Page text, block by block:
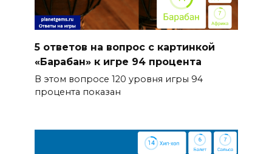
5 ответов на вопрос с картинкой
«Барабан» к игре 94 процента
В этом вопросе 120 уровня игры 94
процента показан